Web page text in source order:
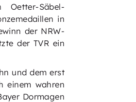
Oetter-Säbel-
in
der NRW-
der TVR ein
und dem erst
einem wahren
Dormagen